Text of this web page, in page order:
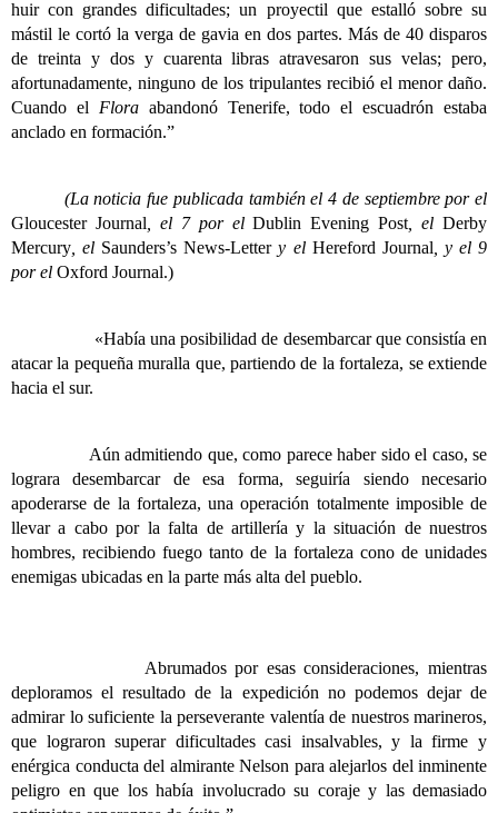
huir con grandes dificultades;un proyectil que estalló sobre su
mástil le cortó la verga de gavia en dos partes. Más de 40 disparos
de treinta y dos y cuarenta libras atravesaron sus velas; pero,
afortunadamente, ninguno de los tripulantes recibió el menor daño.
Cuando el Flora abandonó Tenerife, todo el escuadrón estaba
anclado en formación.”
(La noticia fue publicada también el 4 de septiembre por el
Gloucester Journal , el 7 por elDublin Evening Post , elDerby
Mercury , el Saunders’s News-Lettery el Hereford Journal , y el 9
por el Oxford Journal.)
«Habíauna posibilidad de desembarcar que consistía en
atacar la pequeña muralla que, partiendo de la fortaleza, se extiende
hacia el sur.
Aún admitiendo que, como parece haber sido el caso, se
lograra desembarcar de esa forma, seguiría siendo necesario
apoderarse de la fortaleza, una operación totalmente imposible de
llevar a cabo por la falta de artillería y la situación de nuestros
hombres, recibiendo fuego tanto de la fortaleza cono de unidades
enemigas ubicadas en la parte más alta del pueblo.
Abrumados por esas consideraciones, mientras
deploramos el resultado de la expedición no podemos dejar de
admirar lo suficiente la perseverante valentía de nuestros marineros,
que lograron superar dificultades casi insalvables, y la firme y
enérgica conducta del almirante Nelson para alejarlos del inminente
peligro en que los había involucrado su coraje y las demasiado